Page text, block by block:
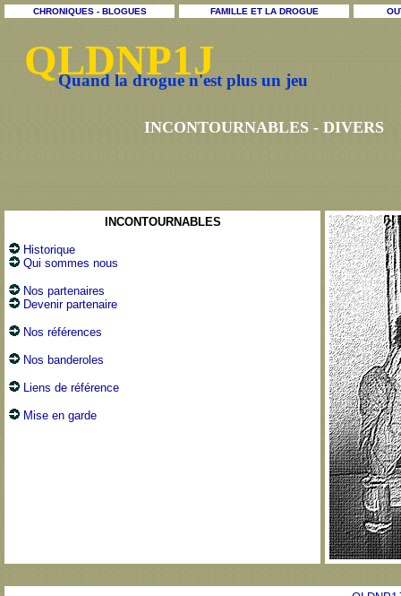
CHRONIQUES - BLOGUES FAMILLE ET LA DROGUE
QLDNP1J
Quand la drogue n'est plus un jeu
INCONTOURNABLES - DIVERS
INCONTOURNABLES
Historique
Qui sommes nous
Nos partenaires
Devenir partenaire
Nos références
Nos banderoles
Liens de référence
Mise en garde